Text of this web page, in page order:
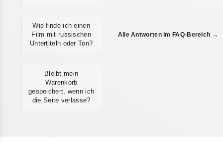
Wie finde ich einen
Film mit russischen
Untertiteln oder Ton?
Bleibt mein
Warenkorb
gespeichert, wenn ich
die Seite verlasse?
Alle Antworten im FAQ-Bereich →